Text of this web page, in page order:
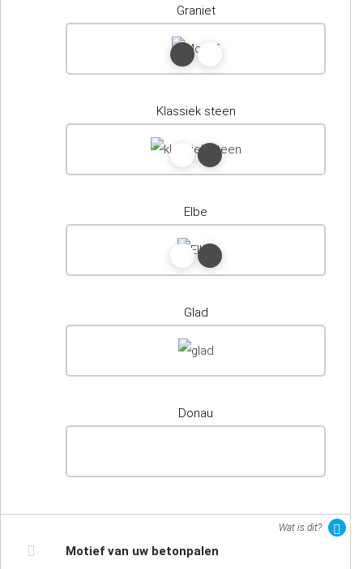
Graniet
Klassiek steen
Elbe
Glad
Donau
Wat is dit?
Motief van uw betonpalen